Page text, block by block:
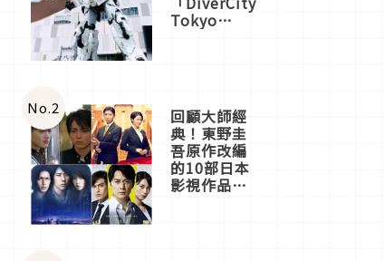
Tokyo
體驗
No.2 回顧大師經
典！東野圭
吾原作改編
的10部日本
影視作品推